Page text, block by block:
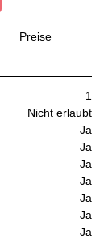
Preise
1
Nicht erlaubt
Ja
Ja
Ja
Ja
Ja
Ja
Ja